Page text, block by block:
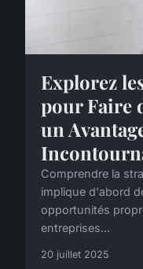
Explorez
pour Faire
un
Comprendre la
implique d'abord
opportunités
entreprises...
20 juillet 2025